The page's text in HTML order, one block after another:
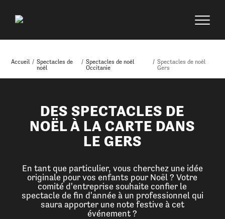
Accueil / Spectacles de
noël
/ Spectacles de noël
Occitanie
/ Spectacles de noël
Gers
DES SPECTACLES DE
NOËL À LA CARTE DANS
LE GERS
En tant que particulier, vous cherchez une idée
originale pour vos enfants pour Noël ? Votre
comité d'entreprise souhaite confier le
spectacle de fin d'année à un professionnel qui
saura apporter une note festive à cet
événement ?